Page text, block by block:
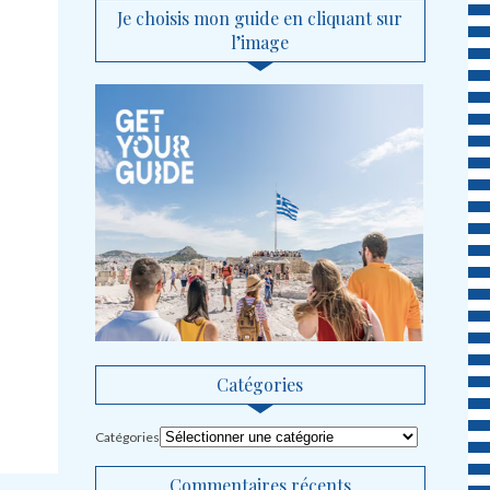
Je choisis mon guide en cliquant sur
l’image
Catégories
Catégories
Commentaires récents